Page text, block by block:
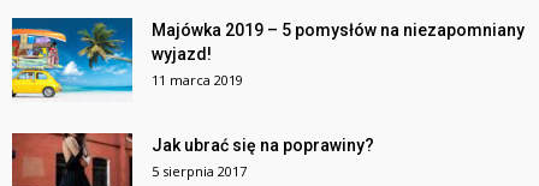
Majówka 2019 – 5 pomysłów na niezapomniany
wyjazd!
11 marca 2019
Jak ubrać się na poprawiny?
5 sierpnia 2017